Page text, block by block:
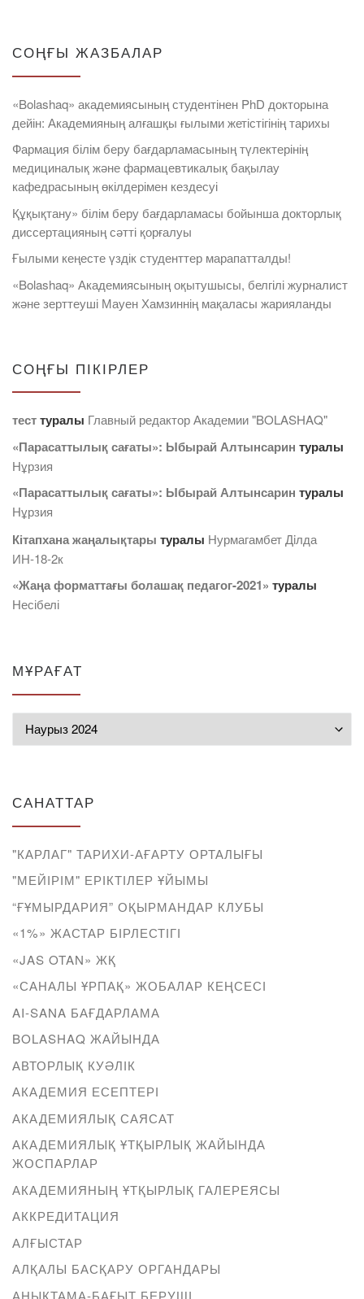
СОҢҒЫ ЖАЗБАЛАР
«Bolashaq» академиясының студентінен PhD докторына
дейін: Академияның алғашқы ғылыми жетістігінің тарихы
Фармация білім беру бағдарламасының түлектерінің
медициналық және фармацевтикалық бақылау
кафедрасының өкілдерімен кездесуі
Құқықтану» білім беру бағдарламасы бойынша докторлық
диссертацияның сәтті қорғалуы
Ғылыми кеңесте үздік студенттер марапатталды!
«Bolashaq» Академиясының оқытушысы, белгілі журналист
және зерттеуші Мауен Хамзиннің мақаласы жарияланды
СОҢҒЫ ПІКІРЛЕР
тесттуралы Главный редактор Академии "BOLASHAQ"
«Парасаттылық сағаты»: Ыбырай Алтынсарин туралы
Нұрзия
«Парасаттылық сағаты»: Ыбырай Алтынсарин туралы
Нұрзия
Кітапхана жаңалықтары туралы Нурмагамбет Дiлда
ИН-18-2к
«Жаңа форматтағы болашақ педагог-2021» туралы
Несібелі
МҰРАҒАТ
САНАТТАР
"КАРЛАГ" ТАРИХИ-АҒАРТУ ОРТАЛЫҒЫ
"МЕЙІРІМ" ЕРІКТІЛЕР ҰЙЫМЫ
“ҒҰМЫРДАРИЯ” ОҚЫРМАНДАР КЛУБЫ
«1%» ЖАСТАР БІРЛЕСТІГІ
«JAS OTAN» ЖҚ
«САНАЛЫ ҰРПАҚ» ЖОБАЛАР КЕҢСЕСІ
AI-SANA БАҒДАРЛАМА
BOLASHAQ ЖАЙЫНДА
АВТОРЛЫҚ КУӘЛІК
АКАДЕМИЯ ЕСЕПТЕРІ
АКАДЕМИЯЛЫҚ САЯСАТ
АКАДЕМИЯЛЫҚ ҰТҚЫРЛЫҚ ЖАЙЫНДА
ЖОСПАРЛАР
АКАДЕМИЯНЫҢ ҰТҚЫРЛЫҚ ГАЛЕРЕЯСЫ
АККРЕДИТАЦИЯ
АЛҒЫСТАР
АЛҚАЛЫ БАСҚАРУ ОРГАНДАРЫ
АНЫҚТАМА-БАҒЫТ БЕРУШІ